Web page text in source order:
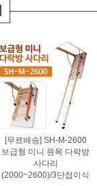
[무료배송] SH-M-2600
보급형 미니 원목 다락방
사다리
(2000~2600)/3단접이식